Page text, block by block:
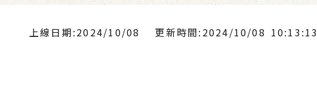
上線日期:2024/10/08 更新時間:2024/10/08 10:13:13